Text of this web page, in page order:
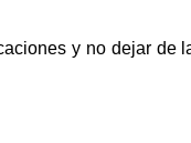
y no dejar de